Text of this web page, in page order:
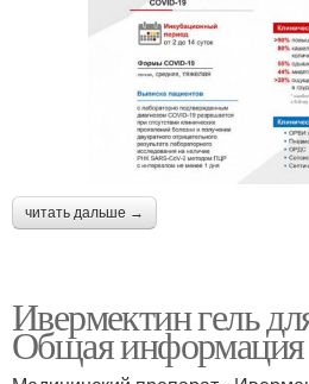
читать дальше →
Ивермектин гель
Общая информация